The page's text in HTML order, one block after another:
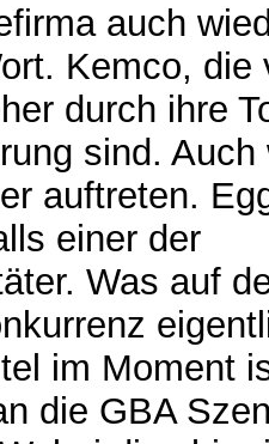
auch
Kemco, die
durch ihre
sind. Auch
auftreten.
einer der
Was auf
im Moment
die GBA